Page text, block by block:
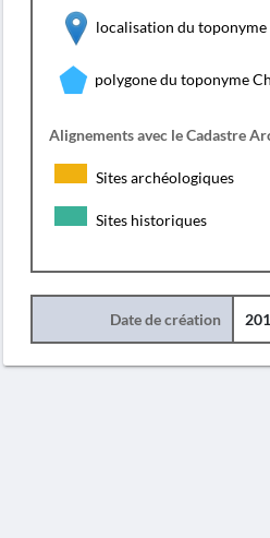
localisation du toponyme
polygone du toponyme
Alignements avec le Cadastre
Sites archéologiques
Sites historiques
Date de création